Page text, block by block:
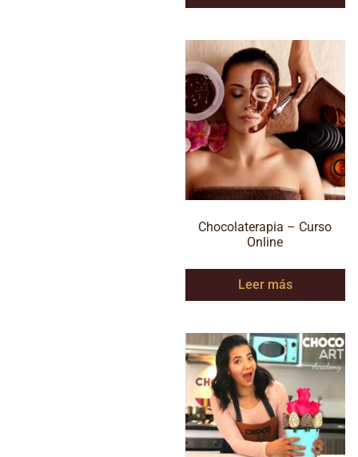
Chocolaterapia – Curso
Online
Leer más